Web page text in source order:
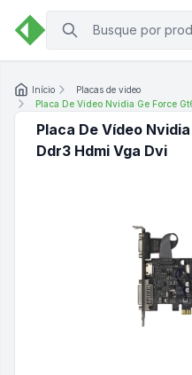
Início
Placas de video
Placa De Vídeo Nvidia Ge Force
Placa De Vídeo
Ddr3 Hdmi Vga Dvi